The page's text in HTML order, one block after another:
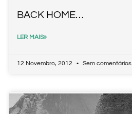
BACK HOME…
LER MAIS»
12 Novembro, 2012 Sem comentários